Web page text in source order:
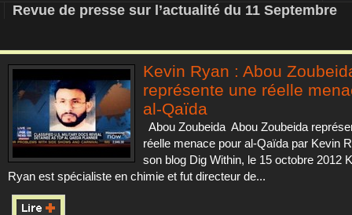
REOPEN911 – NEWS
Revue de presse sur l’actualité du 11 Septembre
Kevin Ryan : Abou
représente une réelle
al-Qaïda
Abou Zoubeida Abou Zoubeida
réelle menace pour al-Qaïda par Kevin
son blog Dig Within, le 15 octobre 2012
Ryan est spécialiste en chimie et fut directeur de...